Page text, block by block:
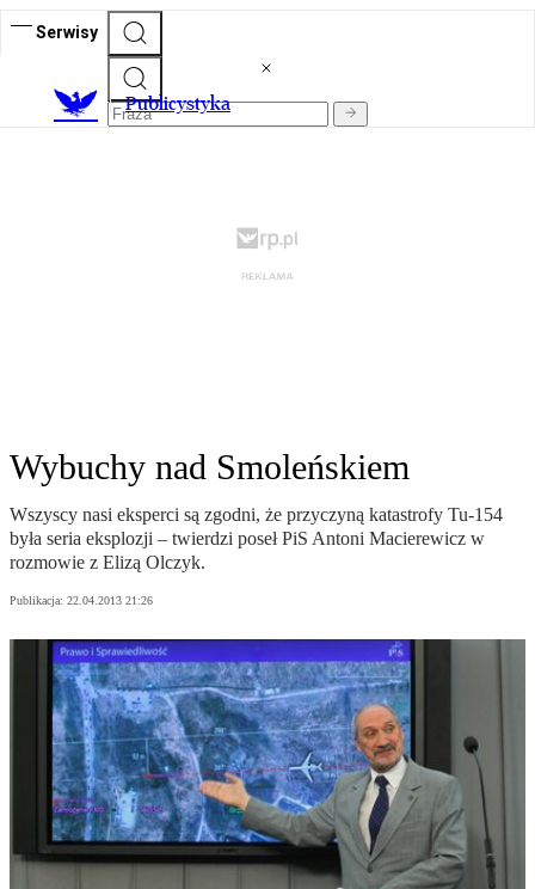
Serwisy
Publicystyka
Wybuchy nad Smoleńskiem
Wszyscy nasi eksperci są zgodni, że przyczyną katastrofy Tu-154
była seria eksplozji – twierdzi poseł PiS Antoni Macierewicz w
rozmowie z Elizą Olczyk.
Publikacja: 22.04.2013 21:26